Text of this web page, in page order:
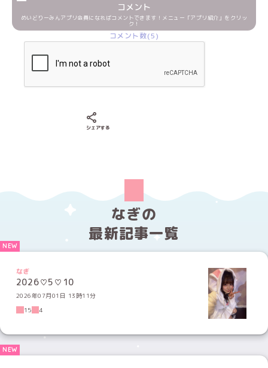
コメント
めいどりーみんアプリ会員になればコメントできます！メニュー「アプリ紹介」をクリッ
ク！
コメント数(5)
シェアする
なぎの
最新記事一覧
なぎ
2026♡5♡10
2026年07月01日 13時11分
15
4